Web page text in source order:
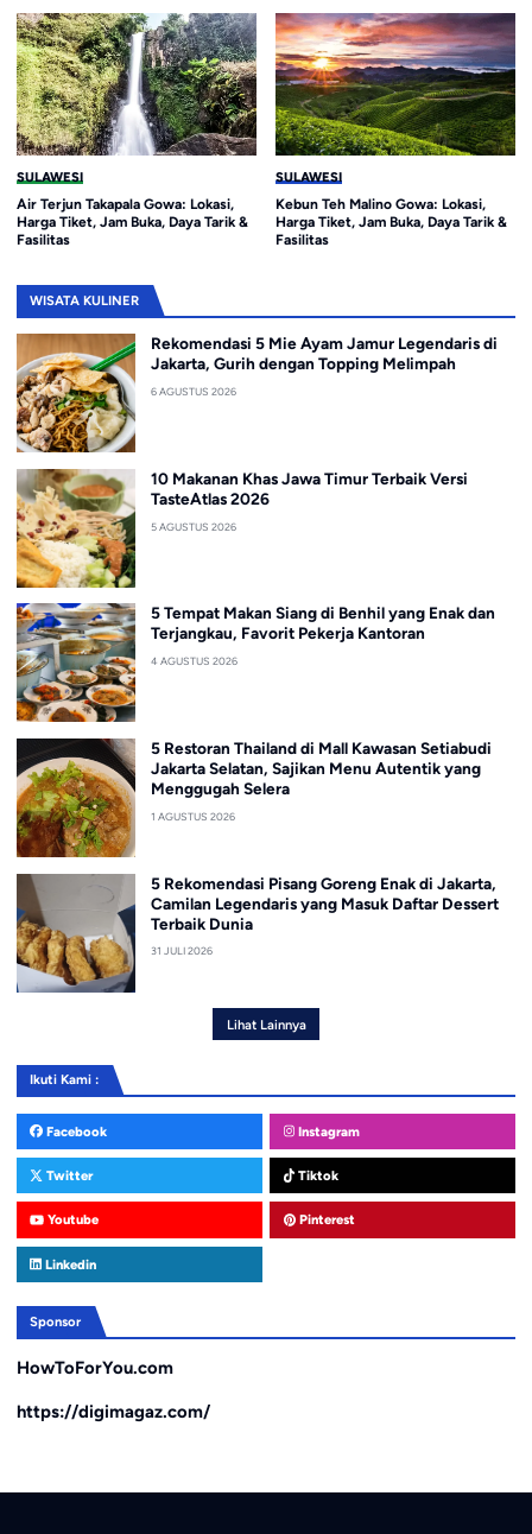
SULAWESI
Air Terjun Takapala Gowa: Lokasi,
Harga Tiket, Jam Buka, Daya Tarik &
Fasilitas
SULAWESI
Kebun Teh Malino Gowa: Lokasi,
Harga Tiket, Jam Buka, Daya Tarik &
Fasilitas
WISATA KULINER
Rekomendasi 5 Mie Ayam Jamur Legendaris di
Jakarta, Gurih dengan Topping Melimpah
6 AGUSTUS 2026
10 Makanan Khas Jawa Timur Terbaik Versi
TasteAtlas 2026
5 AGUSTUS 2026
5 Tempat Makan Siang di Benhil yang Enak dan
Terjangkau, Favorit Pekerja Kantoran
4 AGUSTUS 2026
5 Restoran Thailand di Mall Kawasan Setiabudi
Jakarta Selatan, Sajikan Menu Autentik yang
Menggugah Selera
1 AGUSTUS 2026
5 Rekomendasi Pisang Goreng Enak di Jakarta,
Camilan Legendaris yang Masuk Daftar Dessert
Terbaik Dunia
31 JULI 2026
Lihat Lainnya
Ikuti Kami :
Facebook Instagram
Twitter Tiktok
Youtube Pinterest
Linkedin
Sponsor
HowToForYou.com
https://digimagaz.com/